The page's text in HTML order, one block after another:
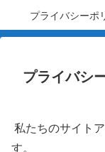
プライバシーポ
プライバシ
私たちのサイト
す。